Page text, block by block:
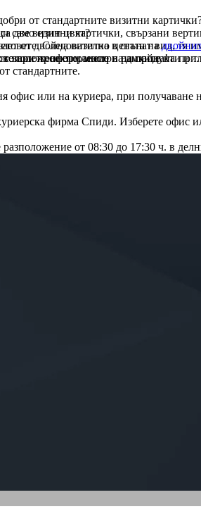
от стандартните визитни
две визитни картички, свързани
от двойна визитка в сгънат вид,
мостри на продукти и
стандартните.
само един цвят?
Следователно цената на
при проектирането на дизайна!
с вашето оформление в рамките на
или на куриера, при получаване
фирма Спиди. Изберете офис
от 08:30 до 17:30 ч. в